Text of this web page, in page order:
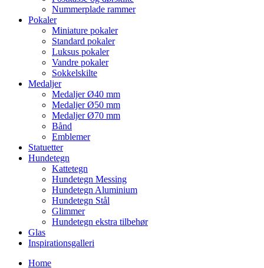
Nummerplade rammer
Pokaler
Miniature pokaler
Standard pokaler
Luksus pokaler
Vandre pokaler
Sokkelskilte
Medaljer
Medaljer Ø40 mm
Medaljer Ø50 mm
Medaljer Ø70 mm
Bånd
Emblemer
Statuetter
Hundetegn
Kattetegn
Hundetegn Messing
Hundetegn Aluminium
Hundetegn Stål
Glimmer
Hundetegn ekstra tilbehør
Glas
Inspirationsgalleri
Home